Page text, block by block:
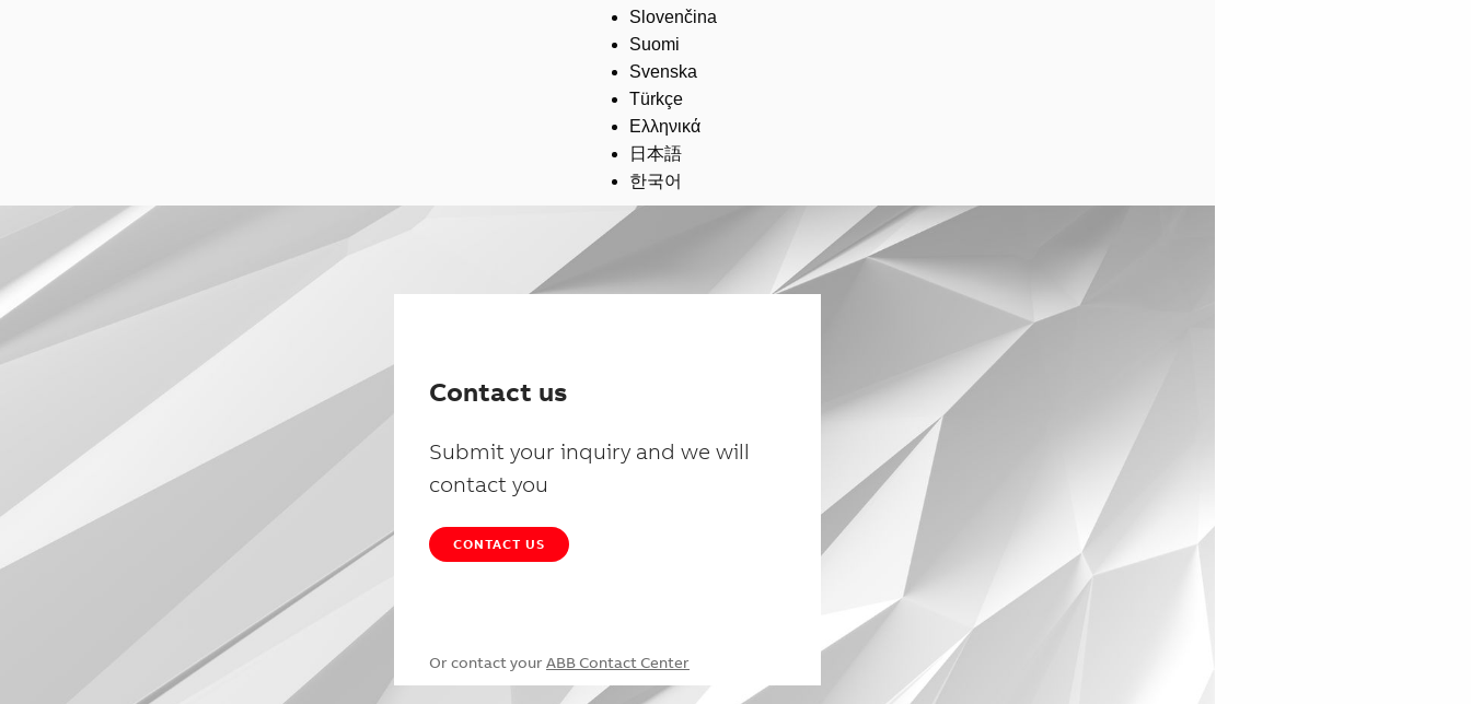
Slovenčina
Suomi
Svenska
Türkçe
Ελληνικά
日本語
한국어
Contact us
Submit your inquiry and we will
contact you
CONTACT US
Or contact your ABB Contact Center